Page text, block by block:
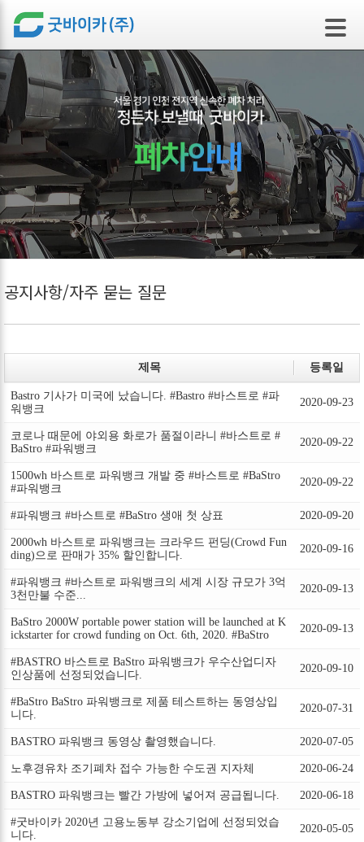
본문 바로가기
공지사항/자주 묻는 질문
제목 등록일
Bastro 기사가 미국에 났습니다. #Bastro #바스트로 #파
워뱅크
2020-09-23
코로나 때문에 야외용 화로가 품절이라니 #바스트로 #
BaStro #파워뱅크
2020-09-22
1500wh 바스트로 파워뱅크 개발 중 #바스트로 #BaStro
#파워뱅크
2020-09-22
#파워뱅크 #바스트로 #BaStro 생애 첫 상표 2020-09-20
2000wh 바스트로 파워뱅크는 크라우드 펀딩(Crowd Fun
ding)으로 판매가 35% 할인합니다.
2020-09-16
#파워뱅크 #바스트로 파워뱅크의 세계 시장 규모가 3억
3천만불 수준...
2020-09-13
BaStro 2000W portable power station will be launched at K
ickstarter for crowd funding on Oct. 6th, 2020. #BaStro
2020-09-13
#BASTRO 바스트로 BaStro 파워뱅크가 우수산업디자
인상품에 선정되었습니다.
2020-09-10
#BaStro BaStro 파워뱅크로 제품 테스트하는 동영상입
니다.
2020-07-31
BASTRO 파워뱅크 동영상 촬영했습니다. 2020-07-05
노후경유차 조기폐차 접수 가능한 수도권 지자체 2020-06-24
BASTRO 파워뱅크는 빨간 가방에 넣어져 공급됩니다. 2020-06-18
#굿바이카 2020년 고용노동부 강소기업에 선정되었습
니다.
2020-05-05